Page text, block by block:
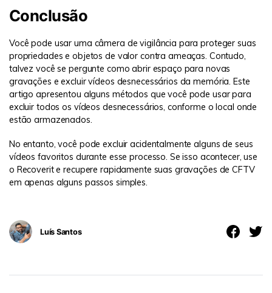
Conclusão
Você pode usar uma câmera de vigilância para proteger suas
propriedades e objetos de valor contra ameaças. Contudo,
talvez você se pergunte como abrir espaço para novas
gravações e excluir vídeos desnecessários da memória. Este
artigo apresentou alguns métodos que você pode usar para
excluir todos os vídeos desnecessários, conforme o local onde
estão armazenados.
No entanto, você pode excluir acidentalmente alguns de seus
vídeos favoritos durante esse processo. Se isso acontecer, use
o Recoverit e recupere rapidamente suas gravações de CFTV
em apenas alguns passos simples.
Luís Santos